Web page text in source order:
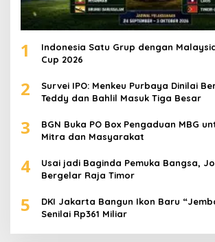
1
Indonesia Satu Grup dengan Malaysia
Cup 2026
2
Survei IPO: Menkeu Purbaya Dinilai
Teddy dan Bahlil Masuk Tiga Besar
3
BGN Buka PO Box Pengaduan MBG
Mitra dan Masyarakat
4
Usai jadi Baginda Pemuka Bangsa,
Bergelar Raja Timor
5
DKI Jakarta Bangun Ikon Baru
Senilai Rp361 Miliar